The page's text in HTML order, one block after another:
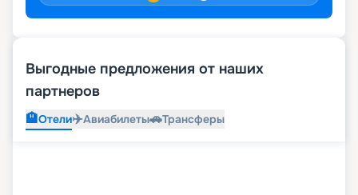
Выгодные предложения от наших
партнеров
🏨Отели✈️Авиабилеты🚗Трансферы